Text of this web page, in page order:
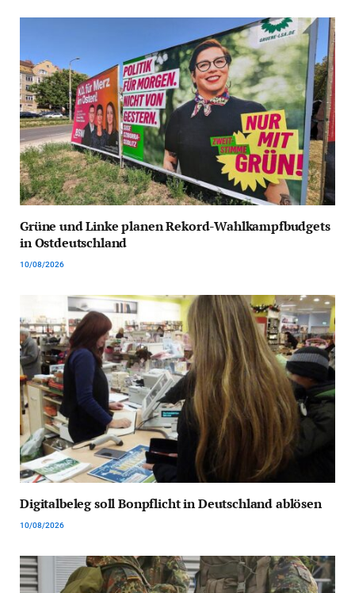
Grüne und Linke planen Rekord-Wahlkampfbudgets
in Ostdeutschland
10/08/2026
Digitalbeleg soll Bonpflicht in Deutschland ablösen
10/08/2026